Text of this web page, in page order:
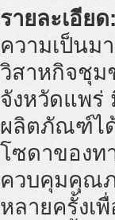
รายละเอียด:
ความเป็นม
วิสาหกิจชุม
จังหวัดแพร่
ผลิตภัณฑ์ไ
โซดาของท
ควบคุมคุณภ
หลายครั้งเ